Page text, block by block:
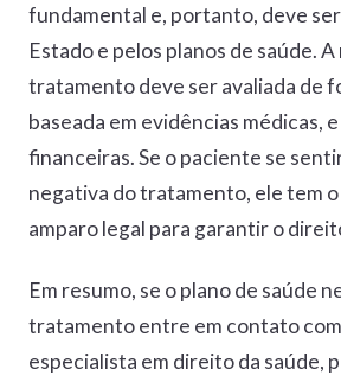
fundamental e, portanto, deve
Estado e pelos planos de saúde.
tratamento deve ser avaliada de
baseada em evidências médicas,
financeiras. Se o paciente se
negativa do tratamento, ele tem
amparo legal para garantir o
Em resumo, se o plano de saúde
tratamento entre em contato
especialista em direito da saúde,